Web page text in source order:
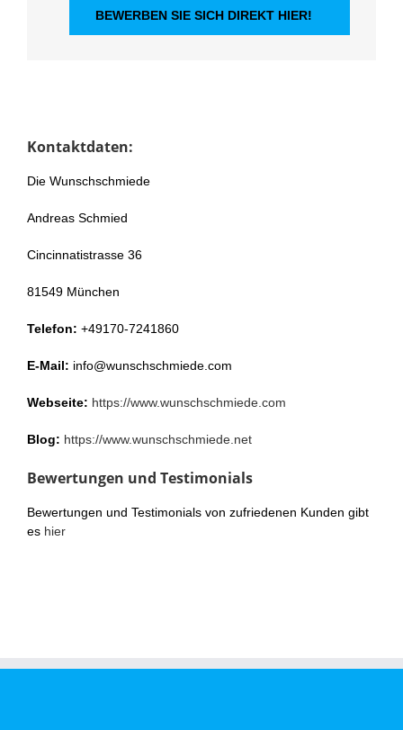
BEWERBEN SIE SICH DIREKT HIER!
Kontaktdaten:
Die Wunschschmiede
Andreas Schmied
Cincinnatistrasse 36
81549 München
Telefon: +49170-7241860
E-Mail: info@wunschschmiede.com
Webseite: https://www.wunschschmiede.com
Blog: https://www.wunschschmiede.net
Bewertungen und Testimonials
Bewertungen und Testimonials von zufriedenen Kunden gibt
es hier